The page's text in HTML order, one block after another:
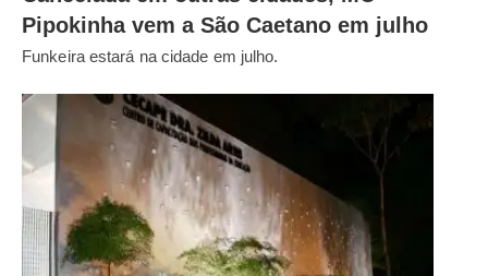
Pipokinha vem a São Caetano em julho
Funkeira estará na cidade em julho.